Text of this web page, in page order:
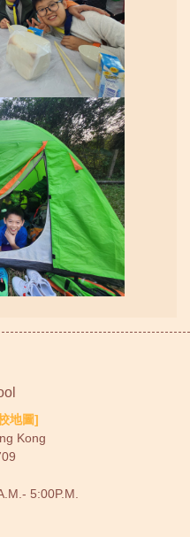
地圖]
Kong
5:00P.M.